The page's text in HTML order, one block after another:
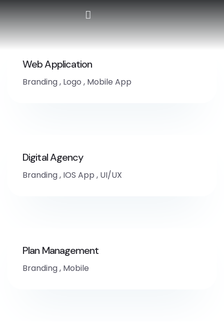
Web Application
Branding, Logo , Mobile App
Digital Agency
Branding, IOS App , UI/UX
Plan Management
Branding, Mobile